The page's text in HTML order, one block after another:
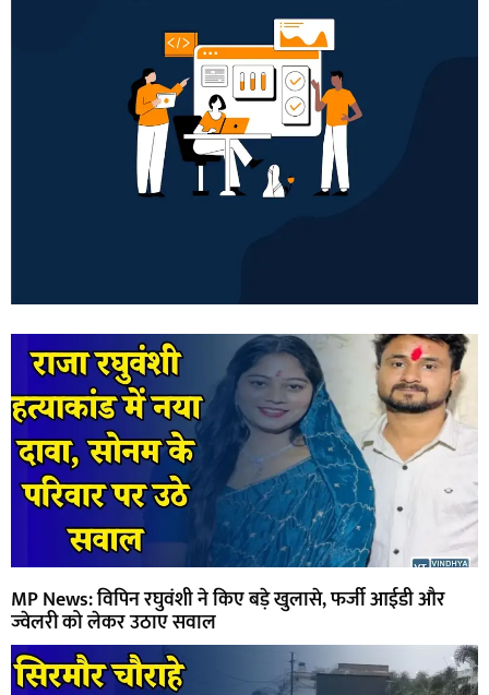
MP News: विपिन रघुवंशी ने किए बड़े खुलासे, फर्जी आईडी और
ज्वेलरी को लेकर उठाए सवाल